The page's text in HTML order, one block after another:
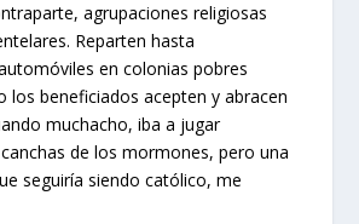
agrupaciones religiosas
Reparten hasta
en colonias pobres
los beneficiados acepten y abracen
muchacho, iba a jugar
de los mormones, pero una
seguiría siendo católico, me